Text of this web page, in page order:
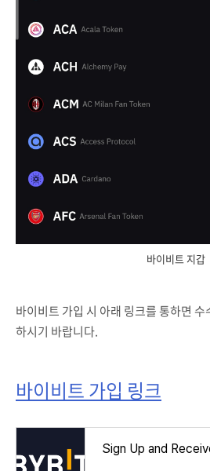
바이비트 지갑
바이비트 가입 시 아래 링크를 통하면
하시기 바랍니다.
바이비트 가입 링크